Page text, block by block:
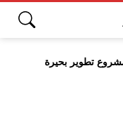
مشروع تطوير بحيرة